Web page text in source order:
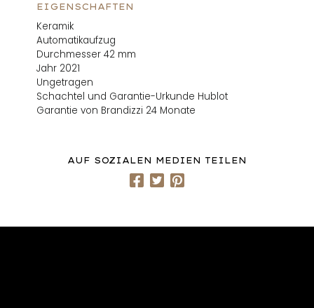
EIGENSCHAFTEN
Keramik
Automatikaufzug
Durchmesser 42 mm
Jahr 2021
Ungetragen
Schachtel und Garantie-Urkunde Hublot
Garantie von Brandizzi 24 Monate
AUF SOZIALEN MEDIEN TEILEN